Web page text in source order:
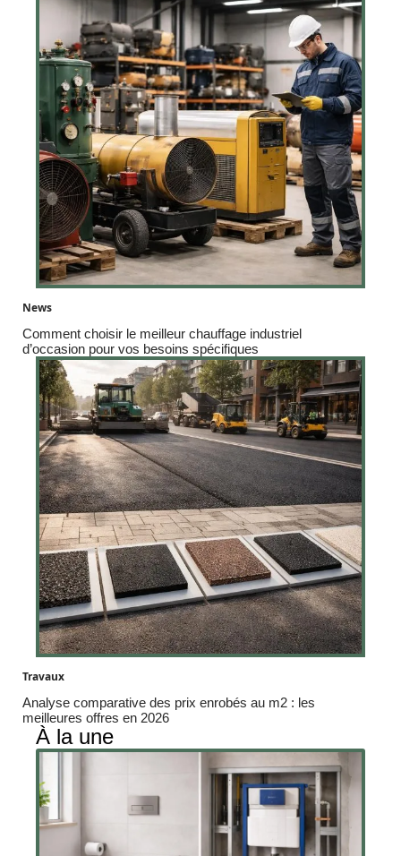
News
Comment choisir le meilleur chauffage industriel
d’occasion pour vos besoins spécifiques
Travaux
Analyse comparative des prix enrobés au m2 : les
meilleures offres en 2026
À la une